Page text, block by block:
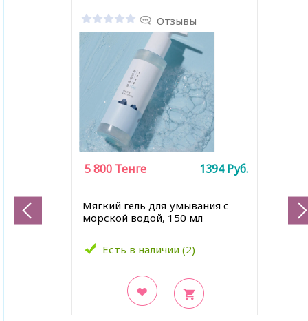
Отзывы
Мягкий гель для умывания с
морской водой, 150 мл
Есть в наличии (2)
5 800 Тенге 1394Руб.